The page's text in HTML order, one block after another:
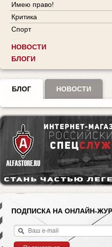
Имею право!
Критика
Спорт
НОВОСТИ
БЛОГИ
БЛОГ НОВОСТИ
ПОДПИСКА НА ОНЛАЙН-